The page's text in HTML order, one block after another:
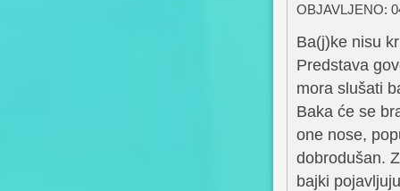
OBJAVLJENO:
Ba(j)ke nisu
Predstava
mora slušati
Baka će se
one nose,
dobrodušan.
bajki